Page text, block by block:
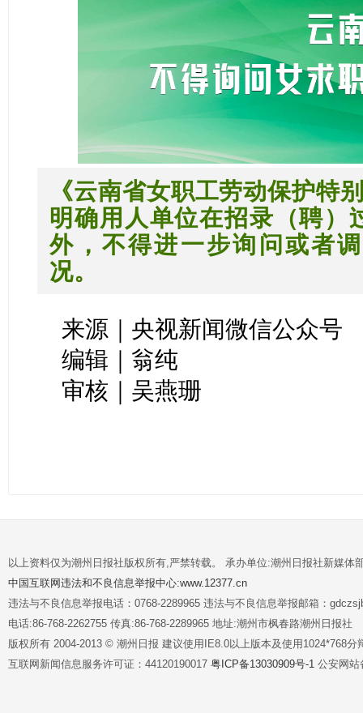
《云南省女职工劳动保护特
明确用人单位在招录（聘）
外，不得进一步询问或者
况。
来源｜央视新闻微信公众号
编辑｜翁纯
审核｜吴燕珊
以上资料仅为潮州日报社版权所有,严禁转载。 承办单位:潮州日报社新媒体
中国互联网违法和不良信息举报中心:www.12377.cn
违法与不良信息举报电话：0768-2289965 违法与不良信息举报邮箱：
电话:86-768-2262755 传真:86-768-2289965 地址:潮州市枫春路潮州日报社
版权所有 2004-2013 © 潮州日报 建议使用IE8.0以上版本及使用1024*768分
互联网新闻信息服务许可证：44120190017 粤ICP备13030909号-1 公安网站